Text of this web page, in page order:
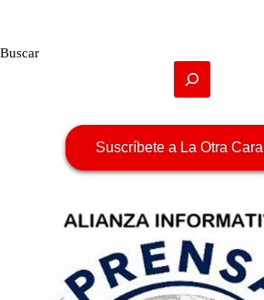
Buscar
Suscríbete a La Otra Cara